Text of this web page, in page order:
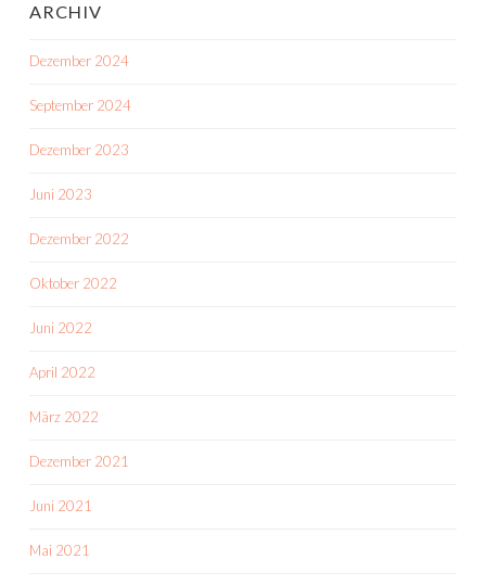
ARCHIV
Dezember 2024
September 2024
Dezember 2023
Juni 2023
Dezember 2022
Oktober 2022
Juni 2022
April 2022
März 2022
Dezember 2021
Juni 2021
Mai 2021